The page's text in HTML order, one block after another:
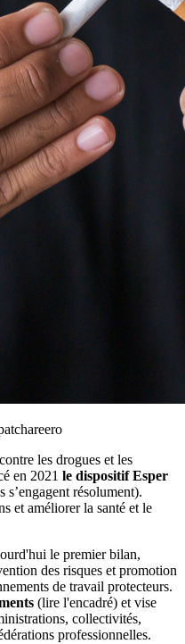
les drogues et les
en 2021 le dispositif Esper
s’engagent résolument).
et améliorer la santé et le
le premier bilan,
des risques et promotion
de travail protecteurs.
(lire l'encadré) et vise
collectivités,
professionnelles.